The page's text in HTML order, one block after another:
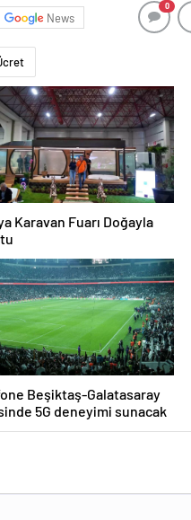
News
0
Karavan Fuarı Doğayla
Beşiktaş-Galatasaray
5G deneyimi sunacak